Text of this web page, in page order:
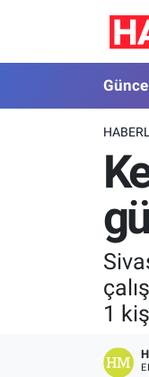
1
Güncel
Spor
Ekonomi
Magazin
Nöbetçi
Hava Durumu
İstanbul
Trafik Durumu
Süper Lig
Tüm
Son Dakika